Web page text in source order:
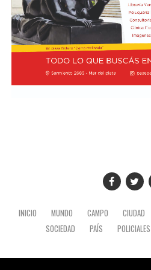
INICIO MUNDO CAMPO CIUDAD
SOCIEDAD
PAÍS POLICIALES